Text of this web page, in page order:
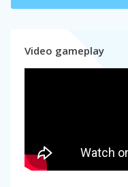
Video gameplay